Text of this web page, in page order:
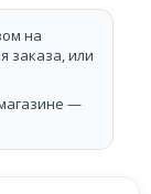
на
заказа, или
—